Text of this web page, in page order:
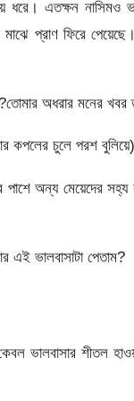
এতক্ষন নাসিমও
প্রাণ ফিরে
অধরার মনের খবর
কপলের চুলে পরশ বুলিয়ে)
অন্য মেয়েদের সহ্য
এই ভালবাসাটা পেতাম?
ভালবাসার শীতল